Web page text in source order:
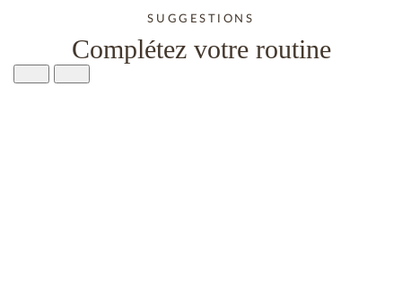
SUGGESTIONS
Complétez votre routine